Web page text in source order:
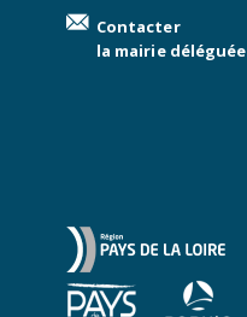
Contacter
la mairie déléguée